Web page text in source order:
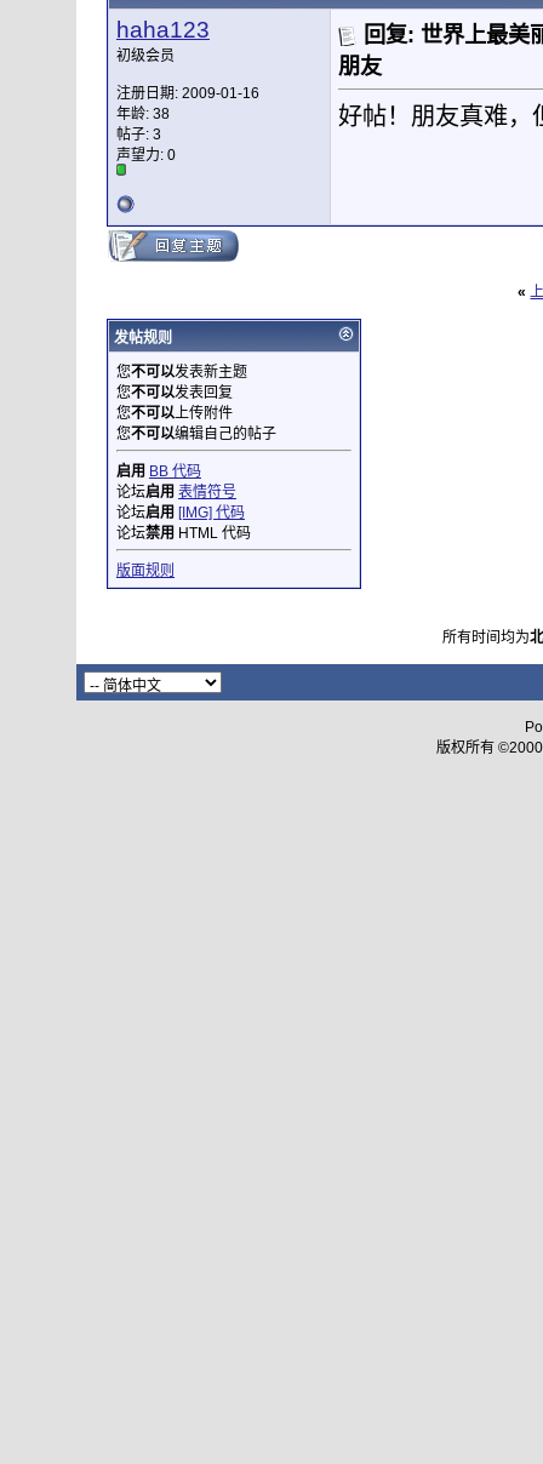
haha123
初级会员
注册日期: 2009-01-16
年龄: 38
帖子: 3
声望力: 0
回复: 世界上最
朋友
好帖！朋友真难，
«
发帖规则
您不可以发表新主题
您不可以发表回复
您不可以上传附件
您不可以编辑自己的帖子
启用 BB 代码
论坛启用 表情符号
论坛启用 [IMG] 代码
论坛禁用 HTML 代码
版面规则
所有时间均为
版权所有